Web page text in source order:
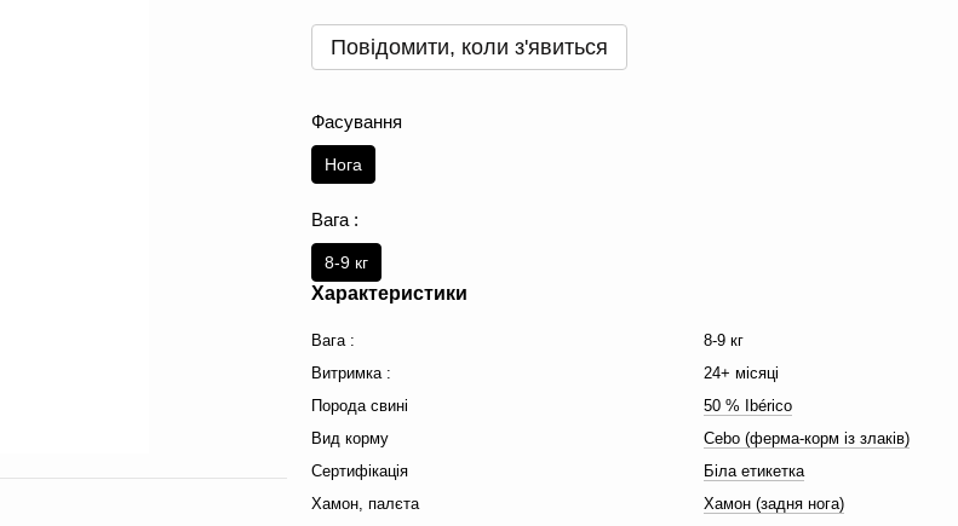
Повідомити, коли з'явиться
Фасування
Нога
Вага :
8-9 кг
Характеристики
Вага :
8-9 кг
Витримка :
24+ місяці
Порода свині
50 % Ibérico
Вид корму
Cebo (ферма-корм із злаків)
Сертифікація
Біла етикетка
Хамон, палєта
Хамон (задня нога)